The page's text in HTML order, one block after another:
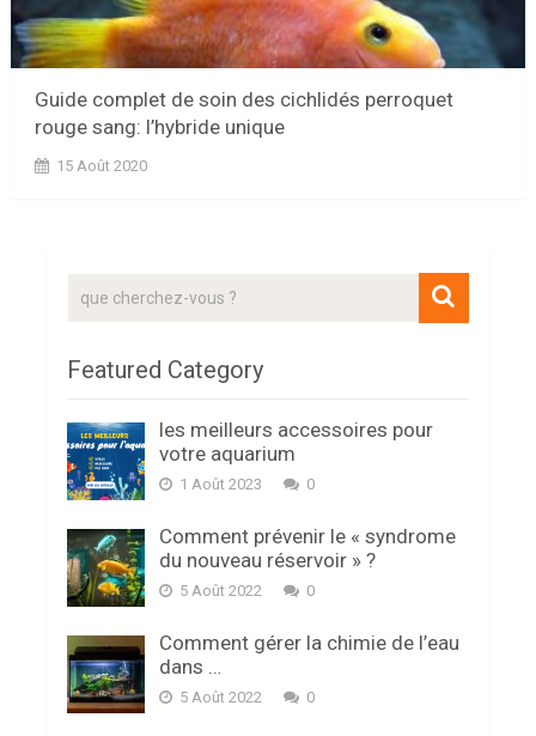
Guide complet de soin des cichlidés perroquet
rouge sang: l’hybride unique
15 Août 2020
Featured Category
les meilleurs accessoires pour
votre aquarium
1 Août 2023 0
Comment prévenir le « syndrome
du nouveau réservoir » ?
5 Août 2022 0
Comment gérer la chimie de l’eau
dans …
5 Août 2022 0